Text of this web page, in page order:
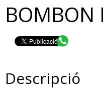
BOMBON
Descripció